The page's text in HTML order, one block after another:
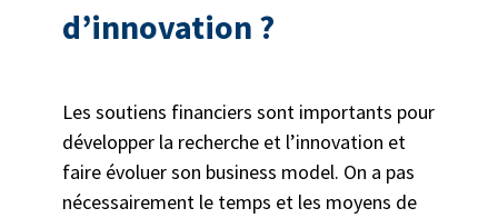
d’innovation ?
Les soutiens financiers sont importants pour
développer la recherche et l’innovation et
faire évoluer son business model. On a pas
nécessairement le temps et les moyens de